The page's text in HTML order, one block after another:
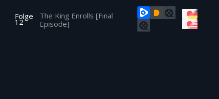
Folge
12
The King Enrolls [Final
Episode]